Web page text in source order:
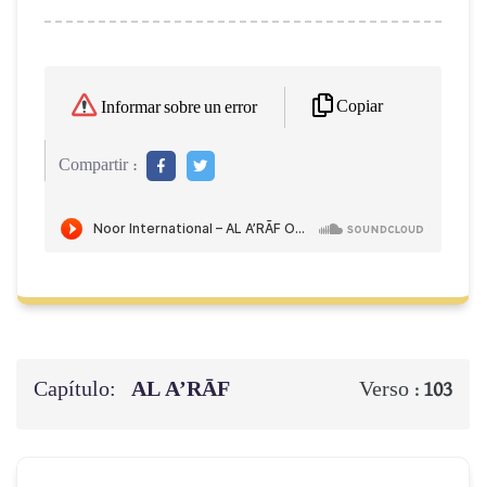
Informar sobre un error Copiar
Compartir :
Capítulo: AL A’RĀF Verso : 103